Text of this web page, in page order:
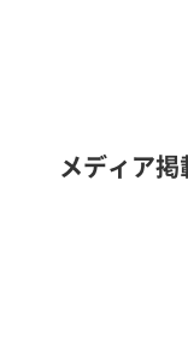
メディア